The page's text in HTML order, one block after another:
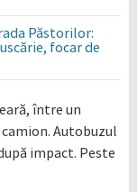
Păstorilor:
focar de
între un
Autobuzul
impact. Peste